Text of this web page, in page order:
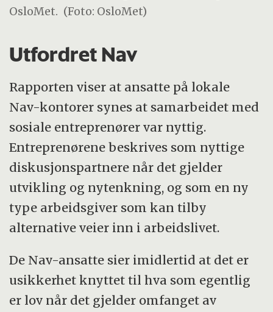
OsloMet. (Foto: OsloMet)
Utfordret Nav
Rapporten viser at ansatte på lokale
Nav-kontorer synes at samarbeidet med
sosiale entreprenører var nyttig.
Entreprenørene beskrives som nyttige
diskusjonspartnere når det gjelder
utvikling og nytenkning, og som en ny
type arbeidsgiver som kan tilby
alternative veier inn i arbeidslivet.
De Nav-ansatte sier imidlertid at det er
usikkerhet knyttet til hva som egentlig
er lov når det gjelder omfanget av